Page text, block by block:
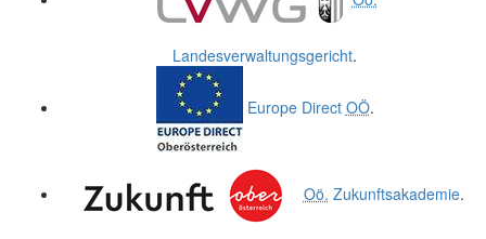
Landesverwaltungsgericht.
Europe Direct OÖ.
Oö. Zukunftsakademie.